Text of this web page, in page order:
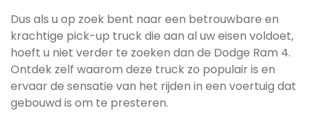
Dus als u op zoek bent naar een betrouwbare en
krachtige pick-up truck die aan al uw eisen voldoet,
hoeft u niet verder te zoeken dan de Dodge Ram 4.
Ontdek zelf waarom deze truck zo populair is en
ervaar de sensatie van het rijden in een voertuig dat
gebouwd is om te presteren.